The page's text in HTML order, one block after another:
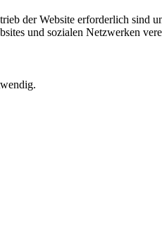
der Website erforderlich sind
und sozialen Netzwerken